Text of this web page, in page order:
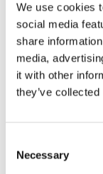
We use cookies
social media
share
media,
it with other
they’ve
Selection
Necessary
instructeurs, en
italien.
COORDONNÉS:
CENTRE DE
info@mihuric.hr